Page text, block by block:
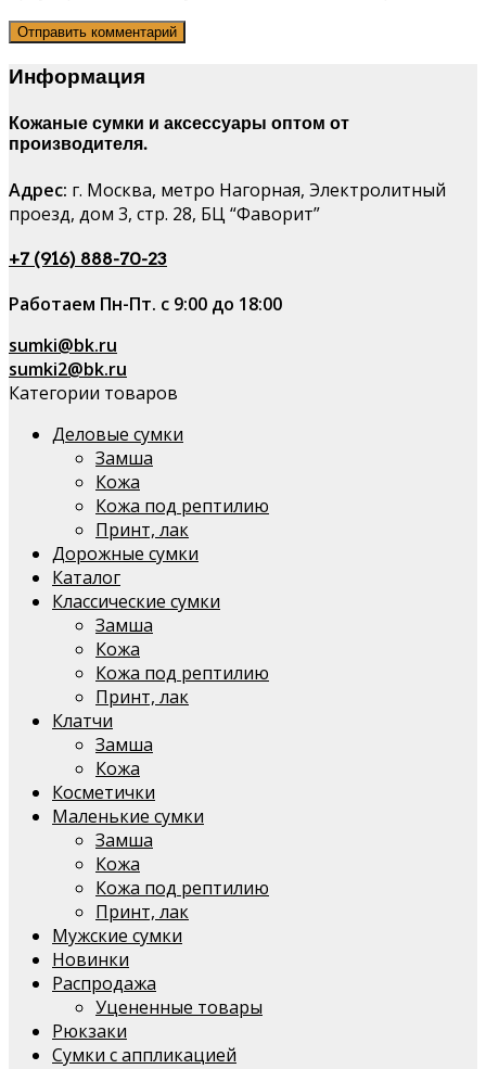
Информация
Кожаные сумки и аксессуары оптом от
производителя.
Адрес: г. Москва, метро Нагорная, Электролитный
проезд, дом 3, стр. 28, БЦ “Фаворит”
+7 (916) 888-70-23
Работаем Пн-Пт. с 9:00 до 18:00
sumki@bk.ru
sumki2@bk.ru
Категории товаров
Деловые сумки
Замша
Кожа
Кожа под рептилию
Принт, лак
Дорожные сумки
Каталог
Классические сумки
Замша
Кожа
Кожа под рептилию
Принт, лак
Клатчи
Замша
Кожа
Косметички
Маленькие сумки
Замша
Кожа
Кожа под рептилию
Принт, лак
Мужские сумки
Новинки
Распродажа
Уцененные товары
Рюкзаки
Сумки с аппликацией